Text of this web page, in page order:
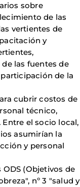
sobre
de las
vertientes de
y
las fuentes de
de la
cubrir costos de
técnico,
el socio local,
asumirían la
y personal
(Objetivos de
nº 3 "salud y